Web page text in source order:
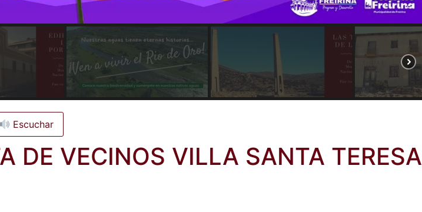
Escuchar
DE VECINOS VILLA SANTA TERESA